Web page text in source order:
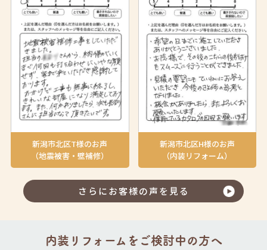
新潟市北区T様のお声
（地震被害・壁補修）
新潟市北区H様のお声
（内装リフォーム）
さらにお客様の声を見る
内装リフォームをご検討中の方へ